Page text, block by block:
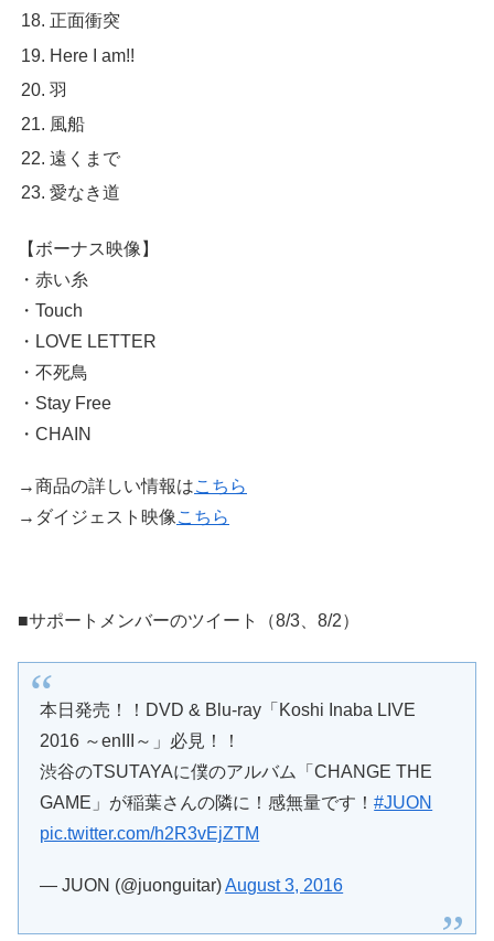
正面衝突
Here I am!!
羽
風船
遠くまで
愛なき道
【ボーナス映像】
・赤い糸
・Touch
・LOVE LETTER
・不死鳥
・Stay Free
・CHAIN
→商品の詳しい情報はこちら
→ダイジェスト映像こちら
■サポートメンバーのツイート（8/3、8/2）
本日発売！！DVD & Blu-ray「Koshi Inaba LIVE
2016 ～enIII～」必見！！
渋谷のTSUTAYAに僕のアルバム「CHANGE THE
GAME」が稲葉さんの隣に！感無量です！#JUON
pic.twitter.com/h2R3vEjZTM
— JUON (@juonguitar)August 3, 2016